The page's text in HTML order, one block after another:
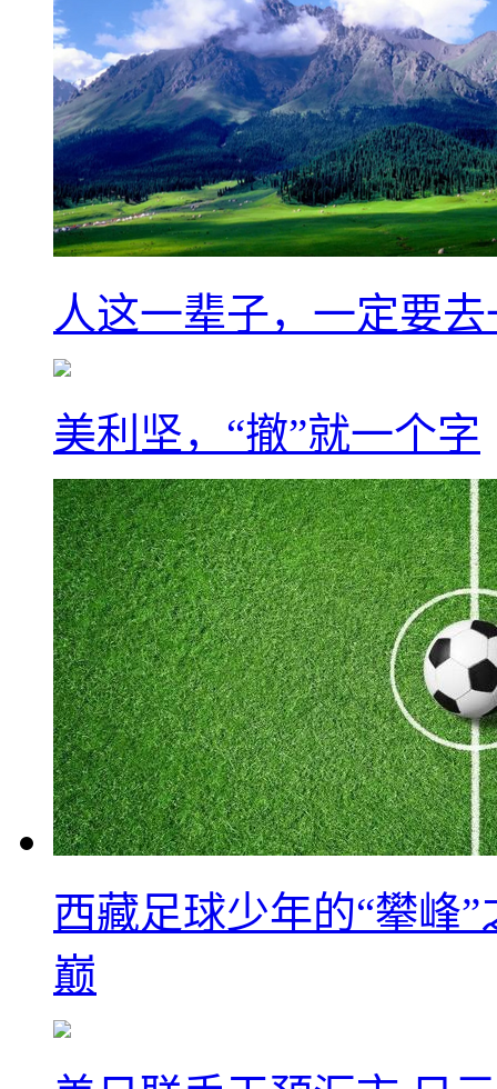
人这一辈子，一定要
美利坚，“撤”就一个字
西藏足球少年的“攀峰
巅